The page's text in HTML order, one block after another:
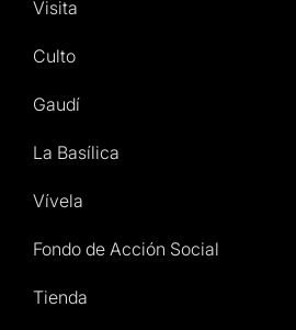
Visita
Culto
Gaudí
La Basílica
Vívela
Fondo de Acción Social
Tienda